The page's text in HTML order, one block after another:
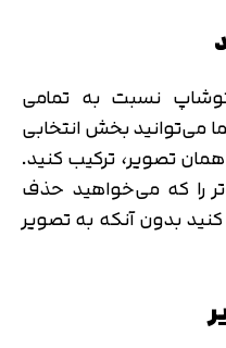
نسبت به تمامی
می‌توانید بخش انتخابی
تصویر، ترکیب کنید.
را که می‌خواهید حذف
بدون آنکه به تصویر